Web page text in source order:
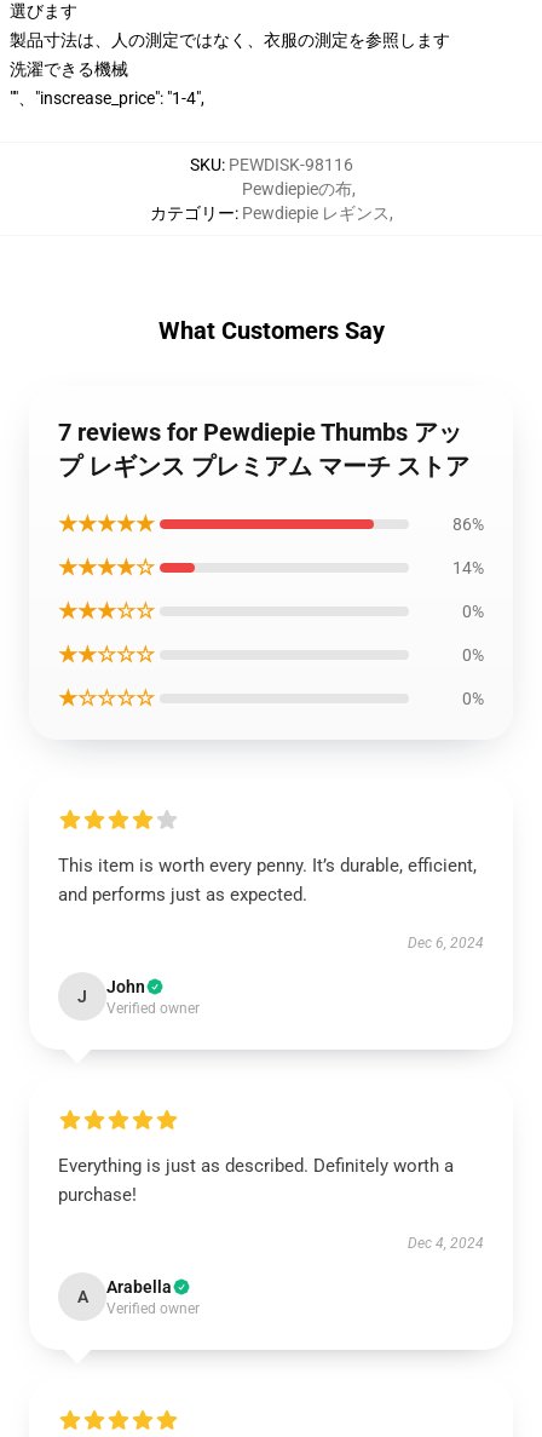
選びます
製品寸法は、人の測定ではなく、衣服の測定を参照します
洗濯できる機械
""、"inscrease_price": "1-4",
SKU: PEWDISK-98116
カテゴリー:
Pewdiepieの布,
Pewdiepie レギンス,
What Customers Say
7 reviews for Pewdiepie Thumbs アッ
プ レギンス プレミアム マーチ ストア
★★★★★ 86%
★★★★☆ 14%
★★★☆☆ 0%
★★☆☆☆ 0%
★☆☆☆☆ 0%
This item is worth every penny. It’s durable, efficient,
and performs just as expected.
Dec 6, 2024
J John
Verified owner
Everything is just as described. Definitely worth a
purchase!
Dec 4, 2024
A Arabella
Verified owner